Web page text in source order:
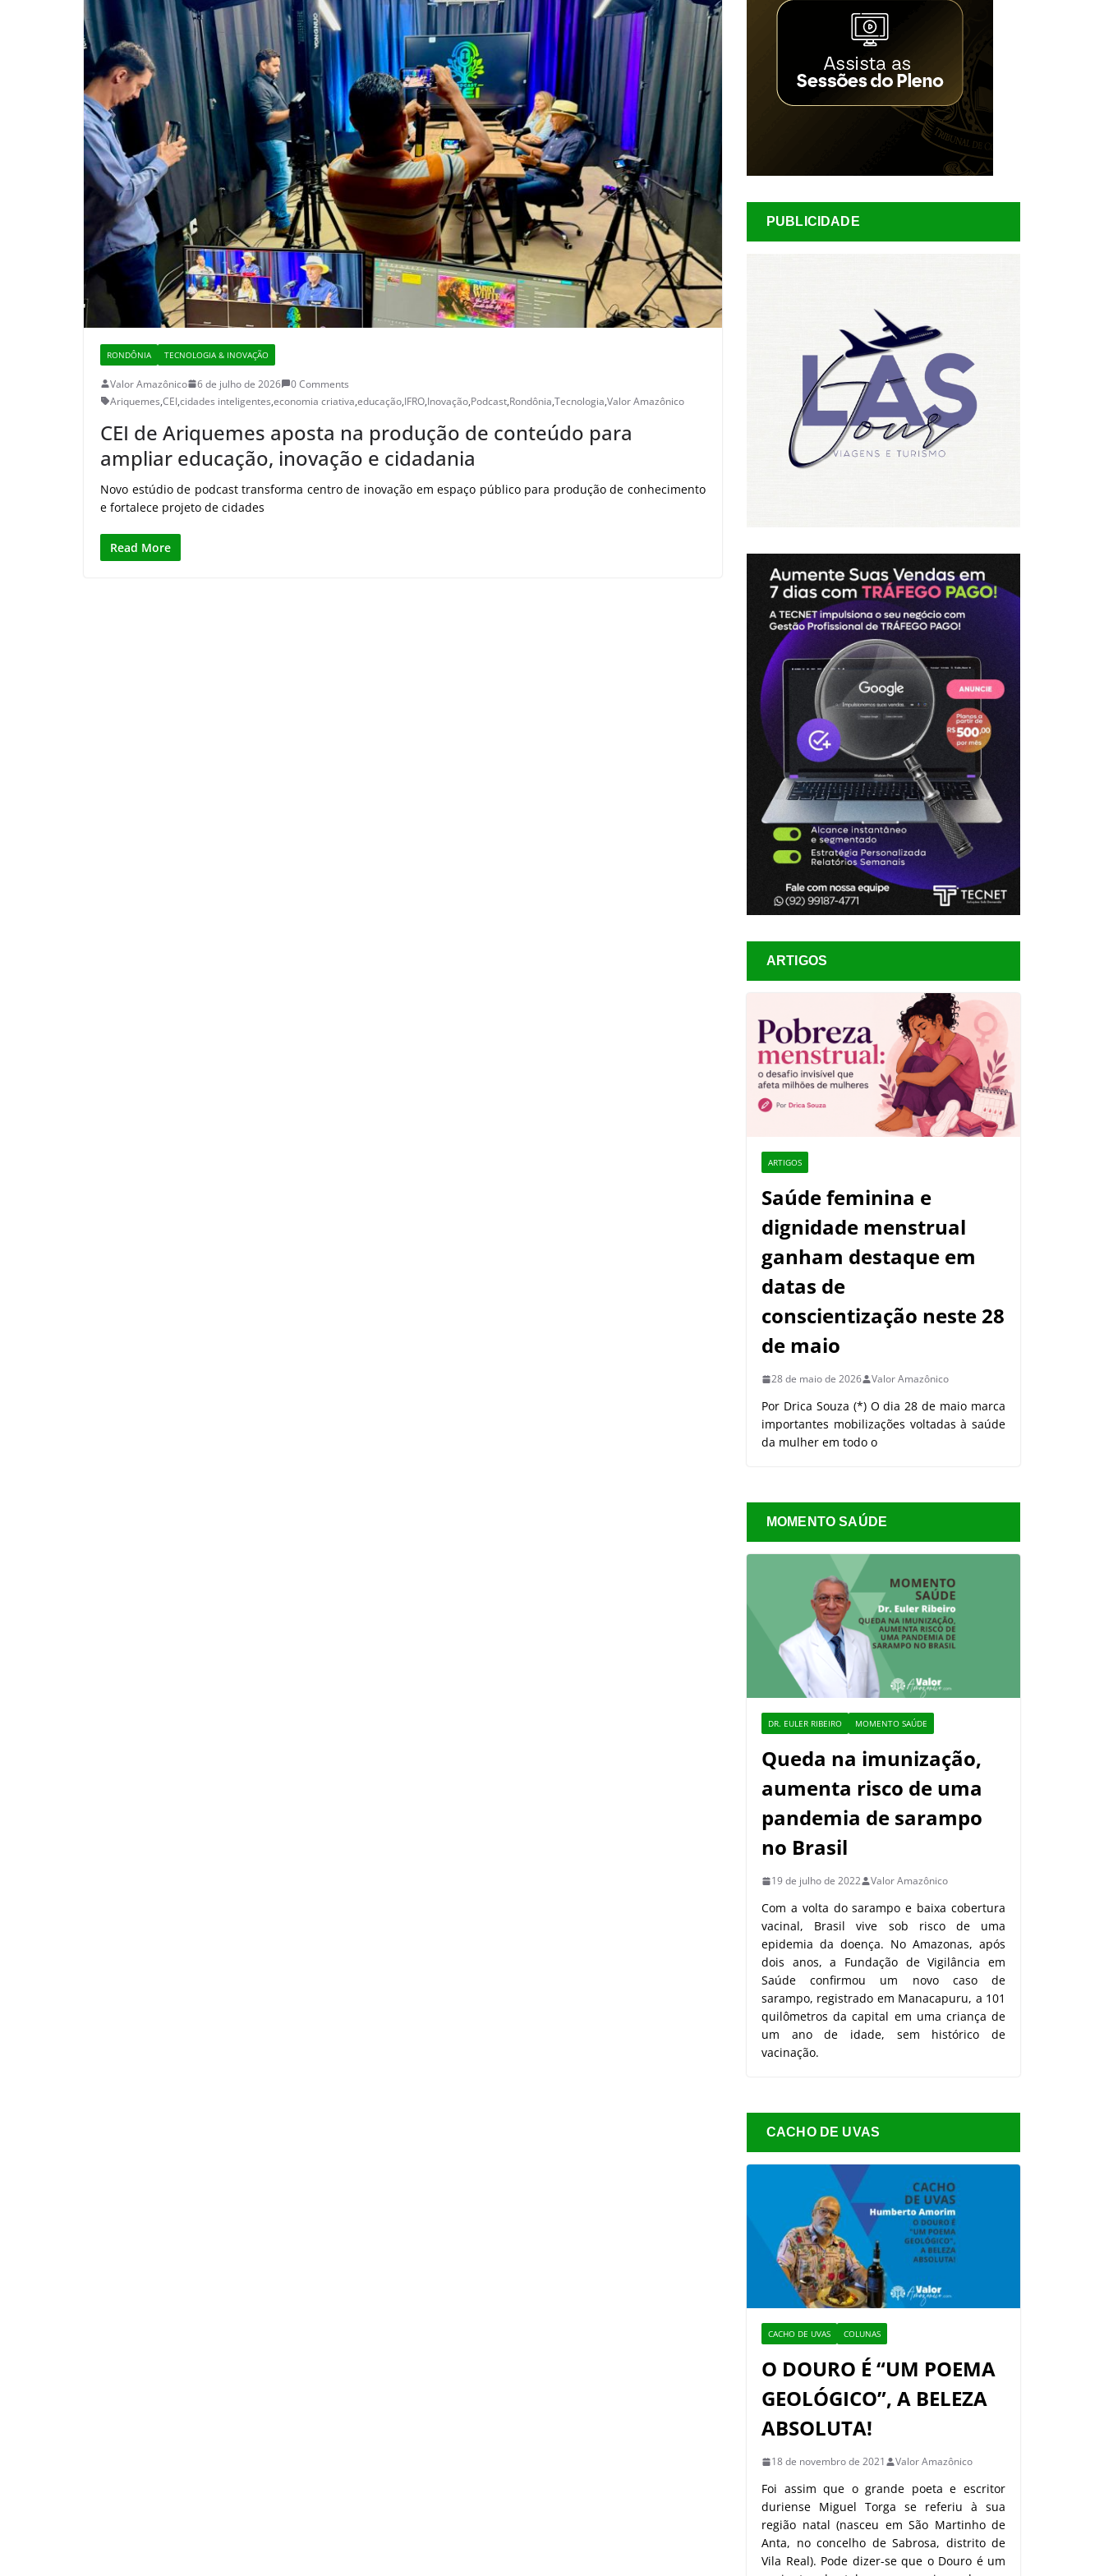
RONDÔNIA TECNOLOGIA & INOVAÇÃO
Valor Amazônico 6 de julho de 2026
0 Comments
Ariquemes,CEI,cidades inteligentes,economia criativa,educação,IFRO,Inovação,Podcast,Rondônia,Tecnologia,Valor Amazônico
CEI de Ariquemes aposta na produção de conteúdo para
ampliar educação, inovação e cidadania
Novo estúdio de podcast transforma centro de inovação em espaço público para produção de conhecimento
e fortalece projeto de cidades
Read More
PUBLICIDADE
ARTIGOS
ARTIGOS
Saúde feminina e
dignidade menstrual
ganham destaque em
datas de
conscientização neste 28
de maio
28 de maio de 2026 Valor Amazônico
Por Drica Souza (*) O dia 28 de maio marca
importantes mobilizações voltadas à saúde
da mulher em todo o
MOMENTO SAÚDE
DR. EULER RIBEIRO MOMENTO SAÚDE
Queda na imunização,
aumenta risco de uma
pandemia de sarampo
no Brasil
19 de julho de 2022 Valor Amazônico
Com a volta do sarampo e baixa cobertura
vacinal, Brasil vive sob risco de uma
epidemia da doença. No Amazonas, após
dois anos, a Fundação de Vigilância em
Saúde confirmou um novo caso de
sarampo, registrado em Manacapuru, a 101
quilômetros da capital em uma criança de
um ano de idade, sem histórico de
vacinação.
CACHO DE UVAS
CACHO DE UVAS COLUNAS
O DOURO É “UM POEMA
GEOLÓGICO”, A BELEZA
ABSOLUTA!
18 de novembro de 2021 Valor Amazônico
Foi assim que o grande poeta e escritor
duriense Miguel Torga se referiu à sua
região natal (nasceu em São Martinho de
Anta, no concelho de Sabrosa, distrito de
Vila Real). Pode dizer-se que o Douro é um